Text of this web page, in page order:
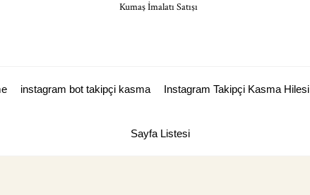
Kumaş İmalatı Satışı
instagram bot takipçi kasma Instagram Takipçi Kasma Hilesi
Sayfa Listesi